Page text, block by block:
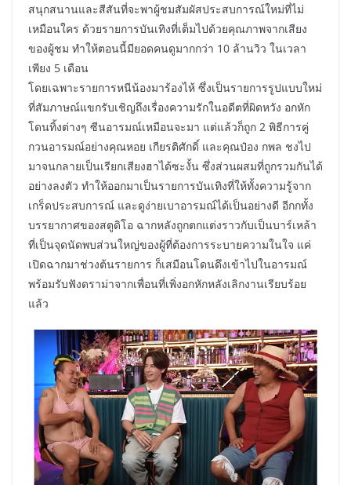
สนุกสนานและสีสันที่จะพาผู้ชมสัมผัสประสบการณ์ใหม่ที่ไม่
เหมือนใคร ด้วยรายการบันเทิงที่เต็มไปด้วยคุณภาพจากเสียง
ของผู้ชม ทำให้ตอนนี้มียอดคนดูมากกว่า 10 ล้านวิว ในเวลา
เพียง 5 เดือน
โดยเฉพาะรายการหนีน้องมาร้องไห้ ซึ่งเป็นรายการรูปแบบใหม่
ที่สัมภาษณ์แขกรับเชิญถึงเรื่องความรักในอดีตที่ผิดหวัง อกหัก
โดนทิ้งต่างๆ ซีนอารมณ์เหมือนจะมา แต่แล้วก็ถูก 2 พิธีการคู่
กวนอารมณ์อย่างคุณหอย เกียรติศักดิ์ และคุณป๋อง กพล ชงไป
มาจนกลายเป็นเรียกเสียงฮาได้ซะงั้น ซึ่งส่วนผสมที่ถูกรวมกันได้
อย่างลงตัว ทำให้ออกมาเป็นรายการบันเทิงที่ให้ทั้งความรู้จาก
เกร็ดประสบการณ์ และดูง่ายเบาอารมณ์ได้เป็นอย่างดี อีกกทั้ง
บรรยากาศของสตูดิโอ ฉากหลังถูกตกแต่งราวกับเป็นบาร์เหล้า
ที่เป็นจุดนัดพบส่วนใหญ่ของผู้ที่ต้องการระบายความในใจ แค่
เปิดฉากมาช่วงต้นรายการ ก็เสมือนโดนดึงเข้าไปในอารมณ์
พร้อมรับฟังดราม่าจากเพื่อนที่เพิ่งอกหักหลังเลิกงานเรียบร้อย
แล้ว